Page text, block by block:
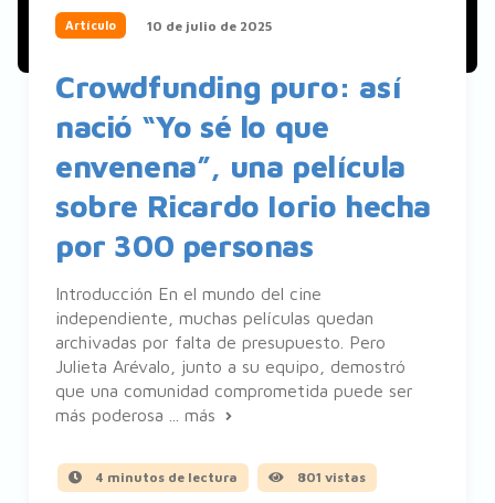
Artículo 10 de julio de 2025
Crowdfunding puro: así
nació “Yo sé lo que
envenena”, una película
sobre Ricardo Iorio hecha
por 300 personas
Introducción En el mundo del cine
independiente, muchas películas quedan
archivadas por falta de presupuesto. Pero
Julieta Arévalo, junto a su equipo, demostró
que una comunidad comprometida puede ser
más poderosa ... más
4 minutos de lectura 801 vistas